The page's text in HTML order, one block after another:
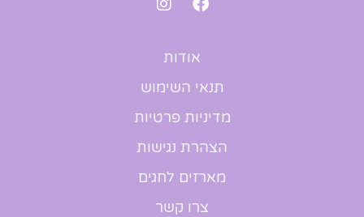
אודות
תנאי השימוש
מדיניות פרטיות
הצהרת נגישות
מארזים לחגים
צרו קשר